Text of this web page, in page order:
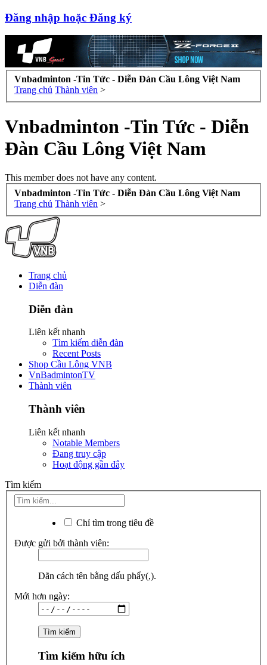
Đăng nhập hoặc Đăng ký
Vnbadminton -Tin Tức - Diễn Đàn Cầu Lông Việt Nam
Trang chủ Thành viên >
Vnbadminton -Tin Tức - Diễn
Đàn Cầu Lông Việt Nam
This member does not have any content.
Vnbadminton -Tin Tức - Diễn Đàn Cầu Lông Việt Nam
Trang chủ Thành viên >
Trang chủ
Diễn đàn
Diễn đàn
Liên kết nhanh
Tìm kiếm diễn đàn
Recent Posts
Shop Cầu Lông VNB
VnBadmintonTV
Thành viên
Thành viên
Liên kết nhanh
Notable Members
Đang truy cập
Hoạt động gần đây
Tìm kiếm
Chỉ tìm trong tiêu đề
Được gửi bởi thành viên:
Dãn cách tên bằng dấu phẩy(,).
Mới hơn ngày:
Tìm kiếm hữu ích